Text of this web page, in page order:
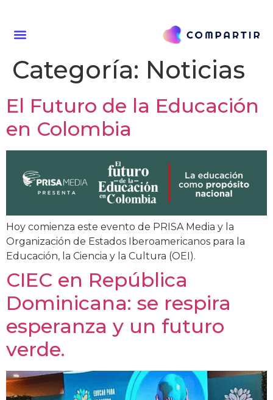
Categoría: Noticias
El Futuro de la Educación
en Colombia
Hoy comienza este evento de PRISA Media y la
Organización de Estados Iberoamericanos para la
Educación, la Ciencia y la Cultura (OEI).
CIEC en República
Dominicana: se respira
esperanza y un futuro
verde.